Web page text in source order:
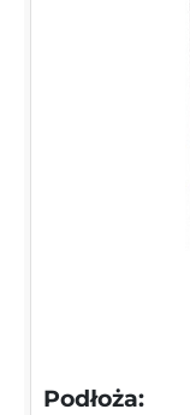
Podłoża: